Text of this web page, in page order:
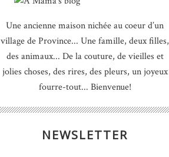
Une ancienne maison nichée au coeur d’un
village de Province... Une famille, deux filles,
des animaux... De la couture, de vieilles et
jolies choses, des rires, des pleurs, un joyeux
fourre-tout... Bienvenue!
NEWSLETTER